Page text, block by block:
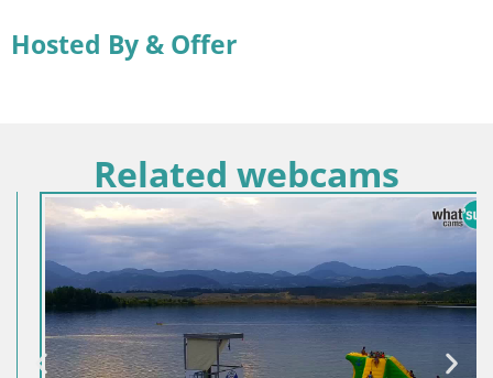
Hosted By & Offer
Related webcams